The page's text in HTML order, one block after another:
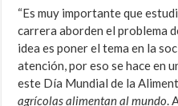
“Es muy importante que
carrera aborden el problema
idea es poner el tema en la
atención, por eso se hace en
este Día Mundial de la
agrícolas alimentan al mundo.